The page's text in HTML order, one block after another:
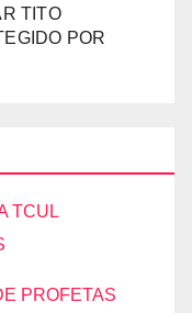
TITO
POR
TCUL
PROFETAS